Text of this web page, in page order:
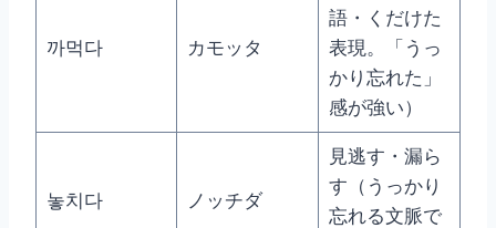
까먹다 カモッタ
語・くだけた
表現。「うっ
かり忘れた」
感が強い）
놓치다 ノッチダ
見逃す・漏ら
す（うっかり
忘れる文脈で